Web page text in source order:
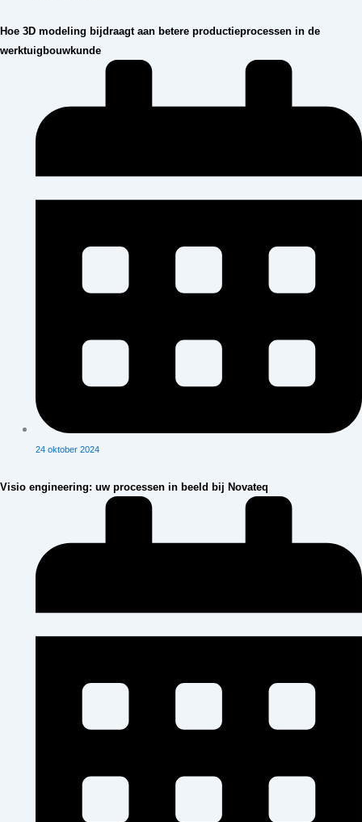
Hoe 3D modeling bijdraagt aan betere productieprocessen in de
werktuigbouwkunde
24 oktober 2024
Visio engineering: uw processen in beeld bij Novateq